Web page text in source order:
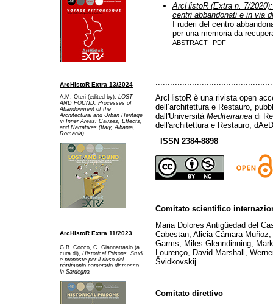
ArcHistoR Extra 13/2024
A.M. Oteri (edited by), LOST
AND FOUND. Processes of
Abandonment of the
Architectural and Urban Heritage
in Inner Areas: Causes, Effects,
and Narratives (Italy, Albania,
Romania)
ArcHistoR Extra 11/2023
G.B. Cocco, C. Giannattasio (a
cura di), Historical Prisons. Studi
e proposte per il riuso del
patrimonio carcerario dismesso
in Sardegna
ArcHistoR (Extra n. 7/
centri abbandonati e in via
I ruderi del centro
per una memoria da
ABSTRACT PDF
ArcHistoR è una rivista open
dell’architettura e Restauro,
dall'Università Mediterraneadi
dell'architettura e Restauro,
ISSN 2384-8898
Comitato scientifico
Maria Dolores Antigüedad del
Cabestan, Alicia Cámara
Garms, Miles Glenndinning,
Lourenço, David Marshall,
Švidkovskij
Comitato direttivo